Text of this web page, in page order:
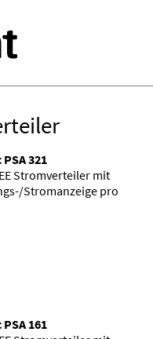
321
Stromverteiler mit
Stromanzeige pro
161